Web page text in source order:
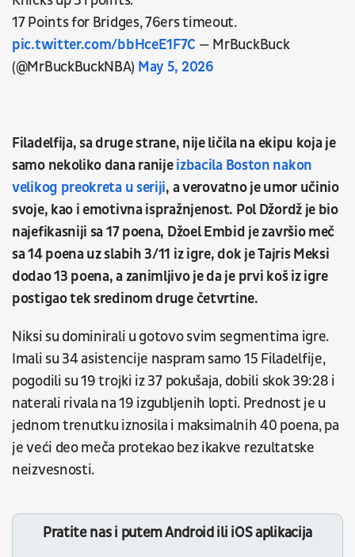
17 Points for Bridges, 76ers timeout.
pic.twitter.com/bbHceE1F7C — MrBuckBuck
(@MrBuckBuckNBA) May 5, 2026
Filadelfija, sa druge strane, nije ličila na ekipu koja je
samo nekoliko dana ranijeizbacila Boston nakon
velikog preokreta u seriji, a verovatno je umor učinio
svoje, kao i emotivna ispražnjenost. Pol Džordž je bio
najefikasniji sa 17 poena, Džoel Embid je završio meč
sa 14 poena uz slabih 3/11 iz igre, dok je Tajris Meksi
dodao 13 poena, a zanimljivo je da je prvi koš iz igre
postigao tek sredinom druge četvrtine.
Niksi su dominirali u gotovo svim segmentima igre.
Imali su 34 asistencije naspram samo 15 Filadelfije,
pogodili su 19 trojki iz 37 pokušaja, dobili skok 39:28 i
naterali rivala na 19 izgubljenih lopti. Prednost je u
jednom trenutku iznosila i maksimalnih 40 poena, pa
je veći deo meča protekao bez ikakve rezultatske
neizvesnosti.
Pratite nas i putem Android ili iOS aplikacija